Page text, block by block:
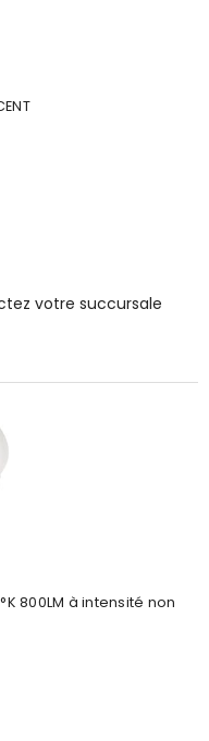
votre succursale
800LM à intensité non